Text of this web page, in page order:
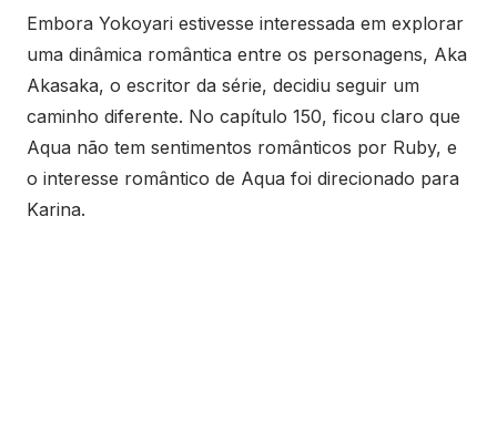
Embora Yokoyari estivesse interessada em explorar
uma dinâmica romântica entre os personagens, Aka
Akasaka, o escritor da série, decidiu seguir um
caminho diferente. No capítulo 150, ficou claro que
Aqua não tem sentimentos românticos por Ruby, e
o interesse romântico de Aqua foi direcionado para
Karina.